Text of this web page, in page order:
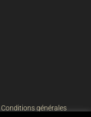
Conditions générales